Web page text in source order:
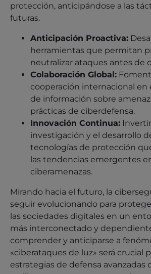
protección, anticipándose a las
futuras.
Anticipación Proactiva:
herramientas que permitan
neutralizar ataques antes de
Colaboración Global:
cooperación internacional
de información sobre
prácticas de ciberdefensa.
Innovación Continua:
investigación y el desarrollo
tecnologías de protección
las tendencias emergentes
ciberamenazas.
Mirando hacia el futuro, la
seguir evolucionando para
las sociedades digitales en un
más interconectado y
comprender y anticiparse a
«ciberataques de luz» será crucial
estrategias de defensa avanzadas